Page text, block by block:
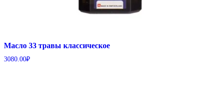
Масло 33 травы классическое
3080.00₽